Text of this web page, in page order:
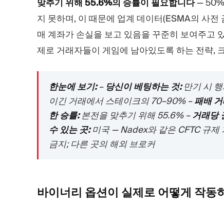
맞추기 위해 55.6%의 승률이 필요합니다— 50%
지 못하며, 이 때문에 업계 데이터(ESMA의 사
매 계좌가 손실을 보고 있음을 꾸준히 보여주고
제로 거래자들이 게임에 남아있도록 하는 전략,
한눈에 보기:– 당신이 베팅하는 것:만기 시 행
이긴 거래에서 스테이크의 70–90% –패배
한 승률:본전을 맞추기 위해 55.6% –거래당
수 있는 곳:미국 — Nadex와 같은 CFTC 규제
금지; 다른 곳의 해외 브로커
바이너리 옵션이 실제로 어떻게 작동